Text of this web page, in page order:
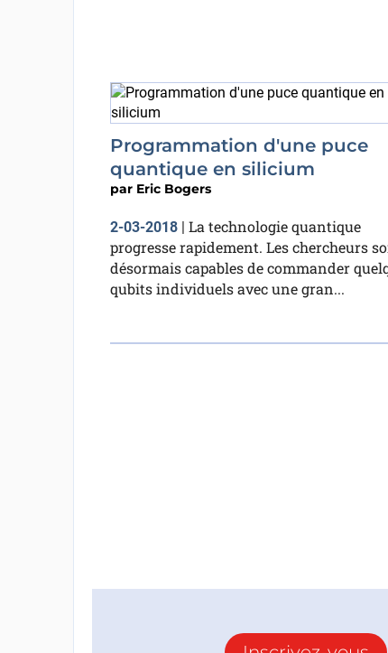
Programmation d'une puce
quantique en silicium
par Eric Bogers
2-03-2018| La technologie quantique
progresse rapidement. Les chercheurs
désormais capables de commander
qubits individuels avec une gran...